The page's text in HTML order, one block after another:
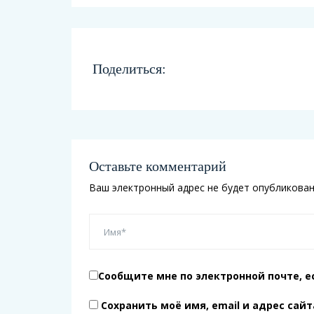
Поделиться:
Оставьте комментарий
Ваш электронный адрес не будет
Сообщите мне по электронной почте,
Сохранить моё имя, email и адрес